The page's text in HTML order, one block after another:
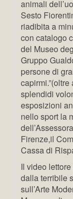
animali
Sesto
riadibita a
con catalogo
del Museo
Gruppo
persone di
splendidi
esposizioni
nello sport la
Firenze,il
Cassa di
Il video
dalla terribile
sull’Arte